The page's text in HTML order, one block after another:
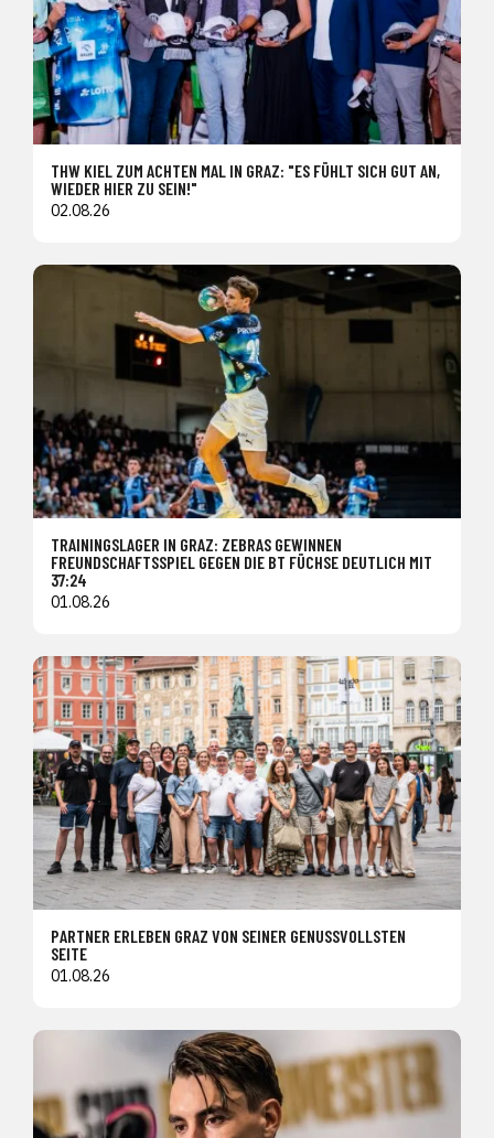
THW KIEL ZUM ACHTEN MAL IN GRAZ: "ES FÜHLT SICH GUT AN,
WIEDER HIER ZU SEIN!"
02.08.26
TRAININGSLAGER IN GRAZ: ZEBRAS GEWINNEN
FREUNDSCHAFTSSPIEL GEGEN DIE BT FÜCHSE DEUTLICH MIT
37:24
01.08.26
PARTNER ERLEBEN GRAZ VON SEINER GENUSSVOLLSTEN
SEITE
01.08.26